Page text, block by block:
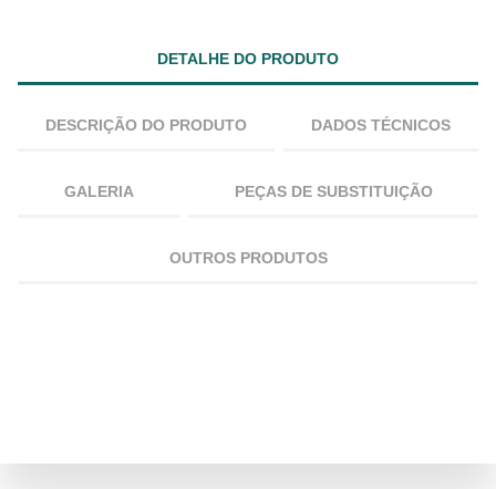
DETALHE DO PRODUTO
DESCRIÇÃO DO PRODUTO DADOS TÉCNICOS
GALERIA PEÇAS DE SUBSTITUIÇÃO
OUTROS PRODUTOS